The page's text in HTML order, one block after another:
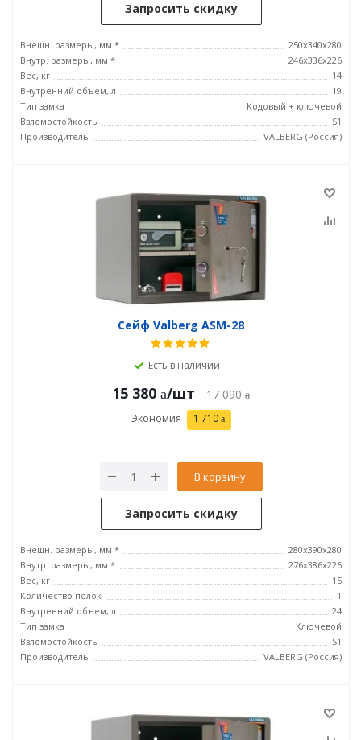
Запросить скидку
Внешн. размеры, мм *
250x340x280
Внутр. размеры, мм *
246х336х226
Вес, кг
14
Внутренний объем, л
19
Тип замка
Кодовый + ключевой
Взломостойкость
S1
Производитель
VALBERG (Россия)
Сейф Valberg ASM-28
Есть в наличии
15 380 /шт 17 090
Экономия 1 710
В корзину
Запросить скидку
Внешн. размеры, мм *
280x390x280
Внутр. размеры, мм *
276х386х226
Вес, кг
15
Количество полок
1
Внутренний объем, л
24
Тип замка
Ключевой
Взломостойкость
S1
Производитель
VALBERG (Россия)